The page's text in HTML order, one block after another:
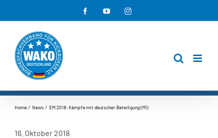
Inhalt
springen
FacebookYouTubeInstagram
Home News EM 2018: Kämpfe mit deutscher Beteiligung (MI)
16. Oktober 2018